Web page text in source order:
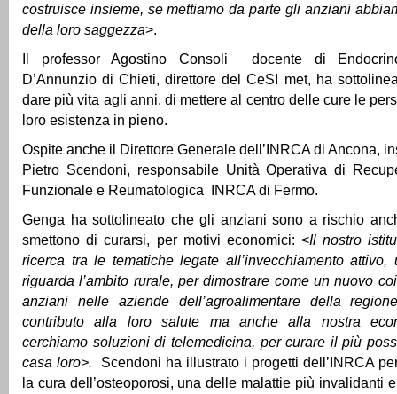
costruisce insieme, se mettiamo da parte gli anziani
della loro saggezza>.
Il professor Agostino Consoli docente di
D’Annunzio di Chieti, direttore del CeSI met, ha
dare più vita agli anni, di mettere al centro delle cure le
loro esistenza in pieno.
Ospite anche il Direttore Generale dell’INRCA di Ancona,
Pietro Scendoni, responsabile Unità Operativa di
Funzionale e Reumatologica INRCA di Fermo.
Genga ha sottolineato che gli anziani sono a rischio
smettono di curarsi, per motivi economici: <Il nostro
ricerca tra le tematiche legate all’invecchiamento attivo,
riguarda l’ambito rurale, per dimostrare come un nuovo
anziani nelle aziende dell’agroalimentare della
contributo alla loro salute ma anche alla nostra
cerchiamo soluzioni di telemedicina, per curare il più
casa loro>. Scendoni ha illustrato i progetti dell’INRCA
la cura dell’osteoporosi, una delle malattie più invalidanti